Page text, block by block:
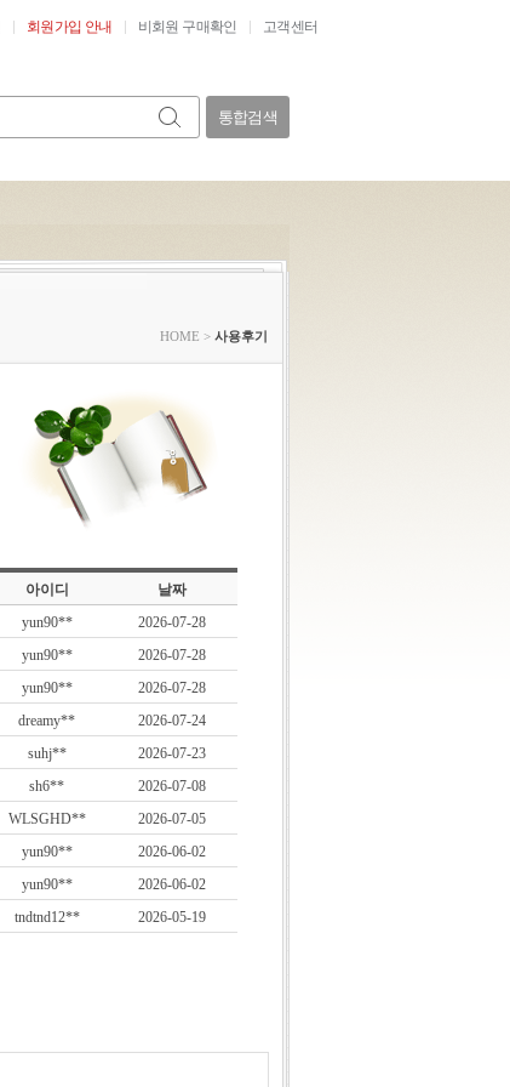
회원가입 안내 비회원 구매확인 고객센터
통합검색
HOME > 사용후기
아이디
날짜
yun90**
2026-07-28
yun90**
2026-07-28
yun90**
2026-07-28
dreamy**
2026-07-24
suhj**
2026-07-23
sh6**
2026-07-08
WLSGHD**
2026-07-05
yun90**
2026-06-02
yun90**
2026-06-02
tndtnd12** 2026-05-19